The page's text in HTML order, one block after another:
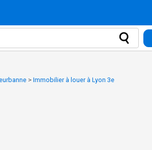
> Immobilier à louer à Lyon 3e